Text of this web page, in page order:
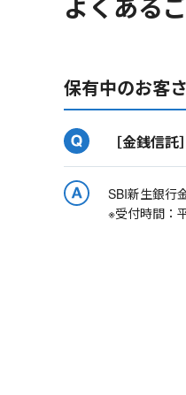
保有中のお客
［金銭信
SBI新生銀行
※受付時間：